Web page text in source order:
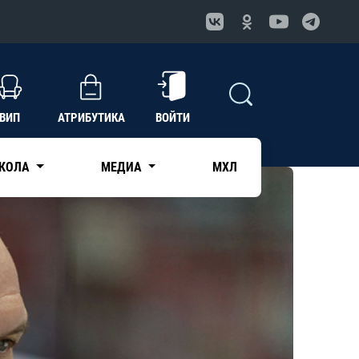
АТРИБУТИКА ВОЙТИ
МЕДИА МХЛ